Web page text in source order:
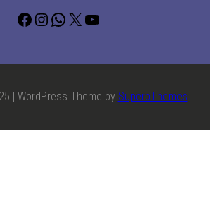
Facebook
Instagram
WhatsApp
X YouTube
| WordPress Theme by SuperbThemes